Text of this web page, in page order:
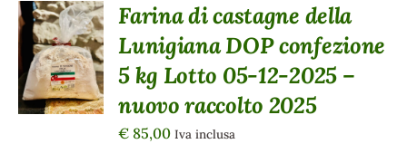
AGGIUNGI
AL
CARRELLO
/
DETTAGLI
Farina di castagne della
Lunigiana DOP confezione
5 kg Lotto 05-12-2025 –
nuovo raccolto 2025
€ 85,00 Iva inclusa